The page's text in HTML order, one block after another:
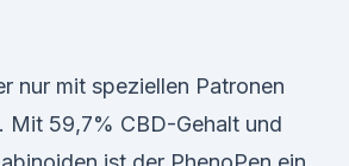
nur mit speziellen Patronen
Mit 59,7% CBD-Gehalt und